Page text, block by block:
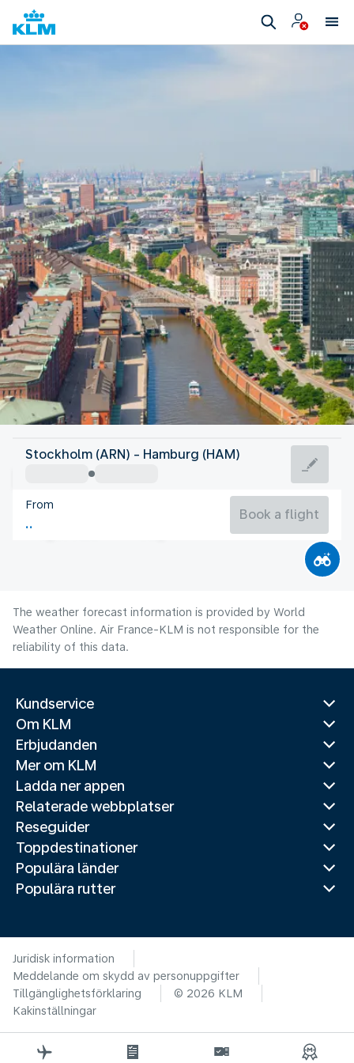
Germany
Hamburg
Germany
Flight time
Stockholm (ARN) - Hamburg (HAM)
From
Book a flight
The weather forecast information is provided by World
Weather Online. Air France-KLM is not responsible for the
reliability of this data.
Kundservice
Om KLM
Erbjudanden
Mer om KLM
Ladda ner appen
Relaterade webbplatser
Reseguider
Toppdestinationer
Populära länder
Populära rutter
Juridisk information
Meddelande om skydd av personuppgifter
Tillgänglighetsförklaring
© 2026 KLM
Kakinställningar